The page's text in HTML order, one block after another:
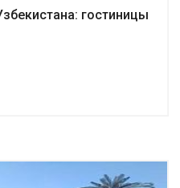
гостиницы